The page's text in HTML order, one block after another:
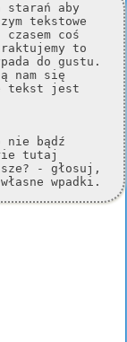
starań aby
tekstowe
coś
to
do gustu.
nam się
tekst jest
bądź
tutaj
- głosuj,
wpadki.